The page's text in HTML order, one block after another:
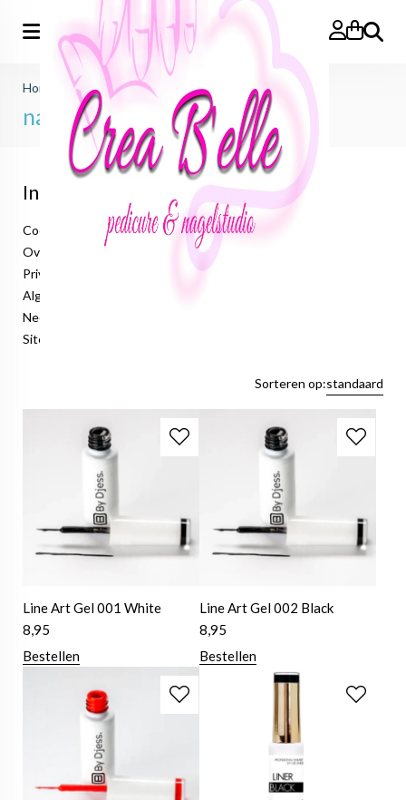
Zoeken
Home nailart >nailart liner
nailart liner
Informatie
Cookieverklaring
Over ons
Privacyverklaring
Algemene voorwaarden
Neem contact op
Sitemap
Sorteren op:standaard
Line Art Gel 001 White
8,95
Bestellen
Line Art Gel 002 Black
8,95
Bestellen